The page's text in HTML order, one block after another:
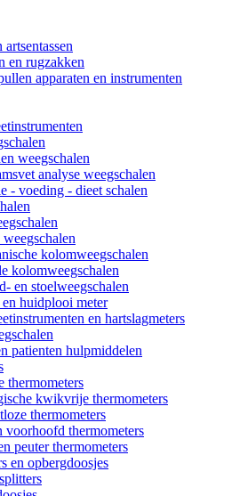
en rugzakken
apparaten en instrumenten
weegschalen
analyse weegschalen
- voeding - dieet schalen
weegschalen
kolomweegschalen
kolomweegschalen
en stoelweegschalen
huidplooi meter
en hartslagmeters
patienten hulpmiddelen
thermometers
kwikvrije thermometers
thermometers
voorhoofd thermometers
peuter thermometers
en opbergdoosjes